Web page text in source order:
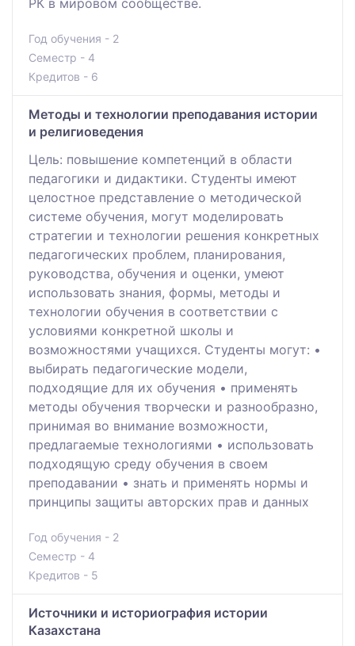
Год обучения - 2
Семестр - 4
Кредитов - 6
Методы и технологии преподавания истории
и религиоведения
Цель: повышение компетенций в области
педагогики и дидактики. Студенты имеют
целостное представление о методической
системе обучения, могут моделировать
стратегии и технологии решения конкретных
педагогических проблем, планирования,
руководства, обучения и оценки, умеют
использовать знания, формы, методы и
технологии обучения в соответствии с
условиями конкретной школы и
возможностями учащихся. Студенты могут: •
выбирать педагогические модели,
подходящие для их обучения • применять
методы обучения творчески и разнообразно,
принимая во внимание возможности,
предлагаемые технологиями • использовать
подходящую среду обучения в своем
преподавании • знать и применять нормы и
принципы защиты авторских прав и данных
Год обучения - 2
Семестр - 4
Кредитов - 5
Источники и историография истории
Казахстана